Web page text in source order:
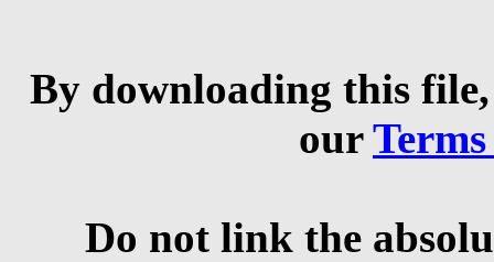
By downloading this
our
Do not link the